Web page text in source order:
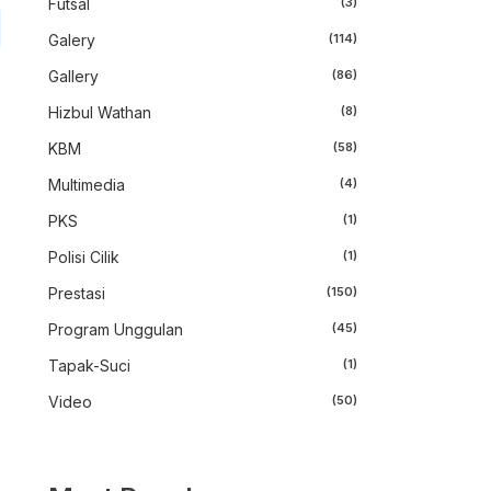
Futsal
Galery (114)
Gallery (86)
Hizbul Wathan (8)
KBM (58)
Multimedia (4)
PKS (1)
Polisi Cilik (1)
Prestasi (150)
Program Unggulan (45)
Tapak-Suci (1)
Video (50)